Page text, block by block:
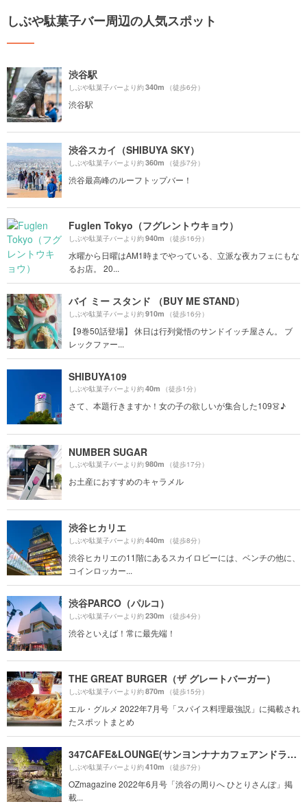
しぶや駄菓子バー周辺の人気スポット
渋谷駅
しぶや駄菓子バーより約340m （徒歩6分）
渋谷駅
渋谷スカイ（SHIBUYA SKY）
しぶや駄菓子バーより約360m （徒歩7分）
渋谷最高峰のルーフトップバー！
Fuglen Tokyo（フグレントウキョウ）
しぶや駄菓子バーより約940m （徒歩16分）
水曜から日曜はAM1時までやっている、立派な夜カフェにもな
るお店。 20...
バイ ミー スタンド （BUY ME STAND）
しぶや駄菓子バーより約910m （徒歩16分）
【9巻50話登場】 休日は行列覚悟のサンドイッチ屋さん。 ブ
レックファー...
SHIBUYA109
しぶや駄菓子バーより約40m （徒歩1分）
さて、本題行きますか！女の子の欲しいが集合した109👗♪
NUMBER SUGAR
しぶや駄菓子バーより約980m （徒歩17分）
お土産におすすめのキャラメル
渋谷ヒカリエ
しぶや駄菓子バーより約440m （徒歩8分）
渋谷ヒカリエの11階にあるスカイロビーには、ベンチの他に、
コインロッカー...
渋谷PARCO（パルコ）
しぶや駄菓子バーより約230m （徒歩4分）
渋谷といえば！常に最先端！
THE GREAT BURGER（ザ グレートバーガー）
しぶや駄菓子バーより約870m （徒歩15分）
エル・グルメ 2022年7月号「スパイス料理最強説」に掲載され
たスポットまとめ
347CAFE&LOUNGE(サンヨンナナカフェアンドラウンジ)
しぶや駄菓子バーより約410m （徒歩7分）
OZmagazine 2022年6月号「渋谷の周りへ ひとりさんぽ」掲
載...